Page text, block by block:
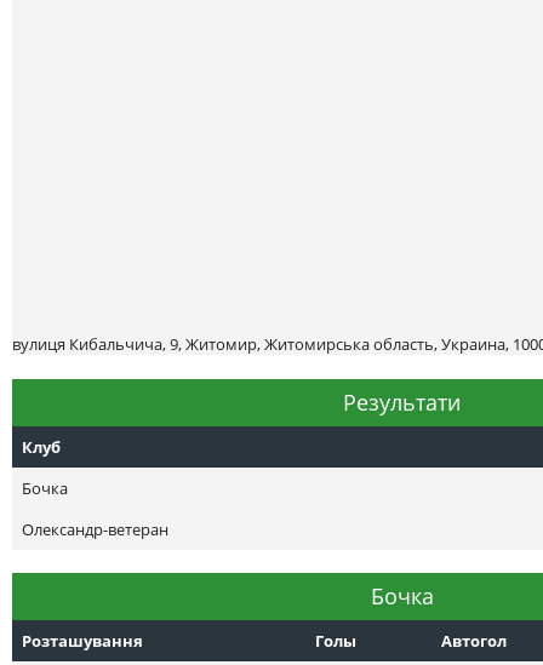
вулиця Кибальчича, 9, Житомир, Житомирська область, Украина,
Результати
Клуб
Бочка
Олександр-ветеран
Бочка
Розташування Голы
Автогол